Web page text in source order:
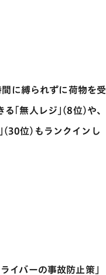
に縛られずに荷物を受
る｢無人レジ｣(8位)や、
(30位)もランクインし
イバーの事故防止策｣